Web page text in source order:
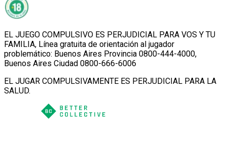
EL JUEGO COMPULSIVO ES PERJUDICIAL PARA VOS Y TU
FAMILIA, Línea gratuita de orientación al jugador
problemático: Buenos Aires Provincia 0800-444-4000,
Buenos Aires Ciudad 0800-666-6006
EL JUGAR COMPULSIVAMENTE ES PERJUDICIAL PARA LA
SALUD.